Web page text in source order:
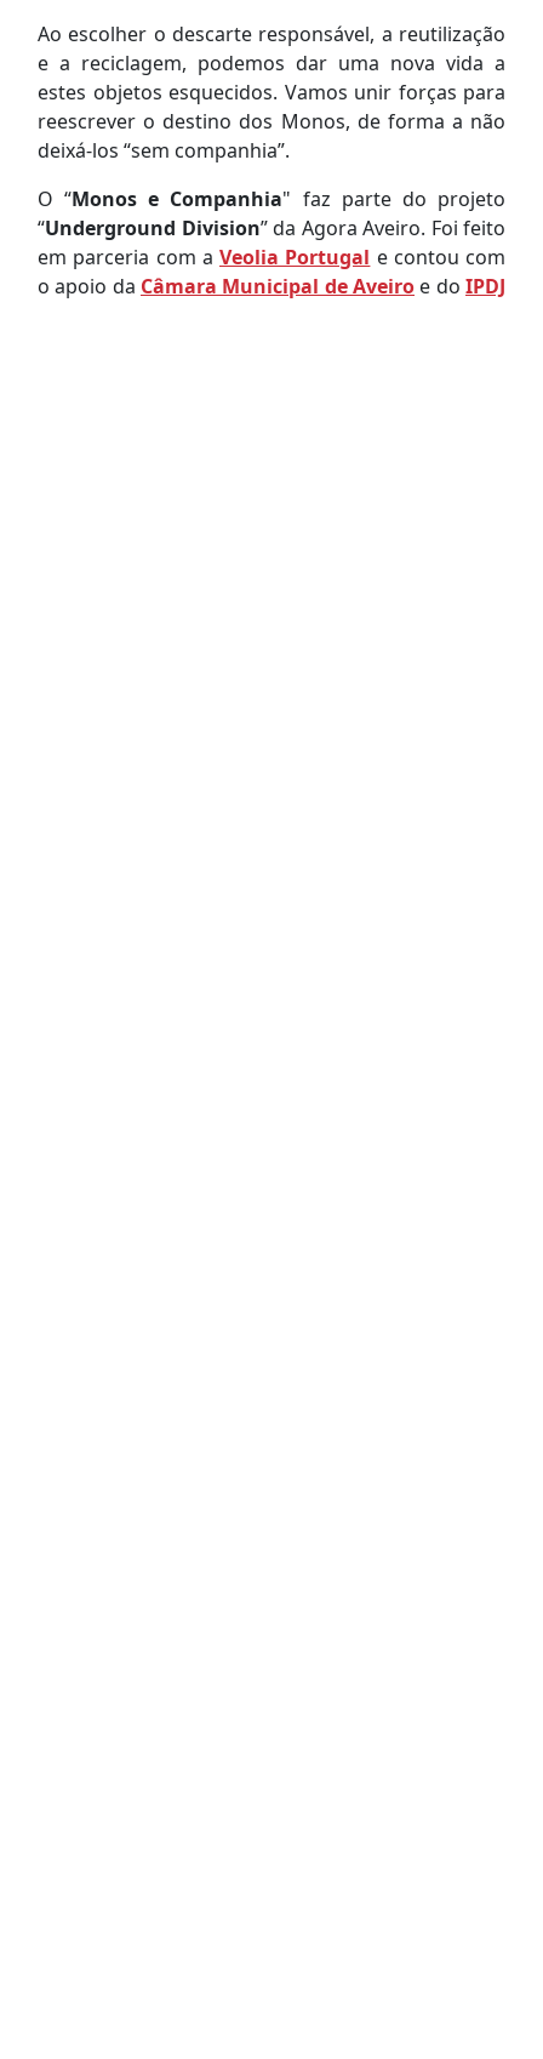
Ao escolher o descarte responsável, a reutilização
e a reciclagem, podemos dar uma nova vida a
estes objetos esquecidos. Vamos unir forças para
reescrever o destino dos Monos, de forma a não
deixá-los “sem companhia”.
O “Monos e Companhia" faz parte do projeto
“Underground Division” da Agora Aveiro. Foi feito
em parceria com a Veolia Portugal e contou com
o apoio da Câmara Municipal de Aveiro e do IPDJ